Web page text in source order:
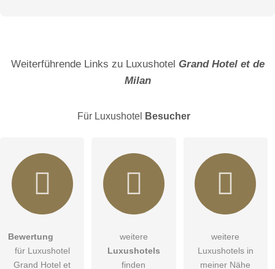
Die Datenschutzerklärunghabe ich zur Kenntnis genommen.
Weiterführende Links zu Luxushotel Grand Hotel et de
Milan
Für Luxushotel Besucher
Bewertung
für Luxushotel
Grand Hotel et
weitere
Luxushotels
finden
weitere
Luxushotels in
meiner Nähe